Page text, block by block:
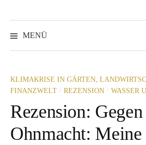
MENÜ
KLIMAKRISE IN GÄRTEN,
FINANZWELT / REZENSION / WASSER
Rezension:
Ohnmacht: Meine